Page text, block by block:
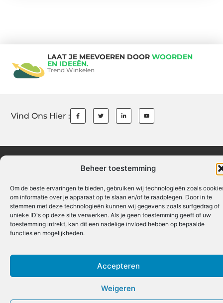
Beheer toestemming
Om de beste ervaringen te bieden, gebruiken wij technologieën zoals
om informatie over je apparaat op te slaan en/of te raadplegen. Door in te
stemmen met deze technologieën kunnen wij gegevens zoals surfgedrag of
unieke ID's op deze site verwerken. Als je geen toestemming geeft of uw
toestemming intrekt, kan dit een nadelige invloed hebben op bepaalde
functies en mogelijkheden.
Accepteren
Weigeren
LAAT JE MEEVOEREN DOOR WOORDEN
EN IDEEËN.
Trend Winkelen
Vind Ons Hier :
Ons
Linkbuilding platform: jouw gids naar een sterke online autoriteit
Linkbuilding geld verdienen: zo bouw je een winstgevend online